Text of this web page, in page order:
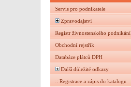
Servis pro podnikatele
Zpravodajství
Registr živnostenského podnikání
Obchodní rejstřík
Databáze plátců DPH
Další důležité odkazy
:: Registrace a zápis do katalogu